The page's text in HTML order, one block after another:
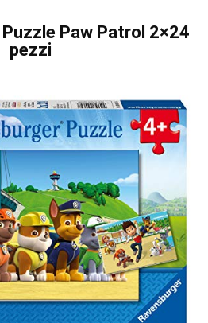
Paw Patrol 2×24
pezzi